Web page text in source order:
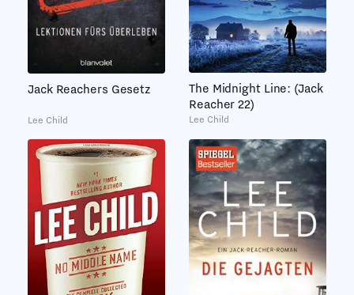
Jack Reachers Gesetz
Lee Child
The Midnight Line: (Jack
Reacher 22)
Lee Child